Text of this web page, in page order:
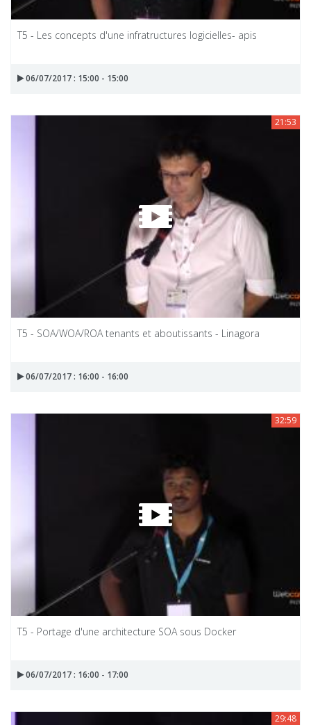
T5 - Les concepts d'une infratructures logicielles- apis
06/07/2017 : 15:00 - 15:00
21:53
T5 - SOA/WOA/ROA tenants et aboutissants - Linagora
06/07/2017 : 16:00 - 16:00
32:59
T5 - Portage d'une architecture SOA sous Docker
06/07/2017 : 16:00 - 17:00
29:48